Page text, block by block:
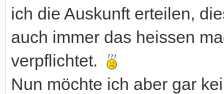
ich die Auskunft erteilen,
auch immer das heissen
verpflichtet.
Nun möchte ich aber gar